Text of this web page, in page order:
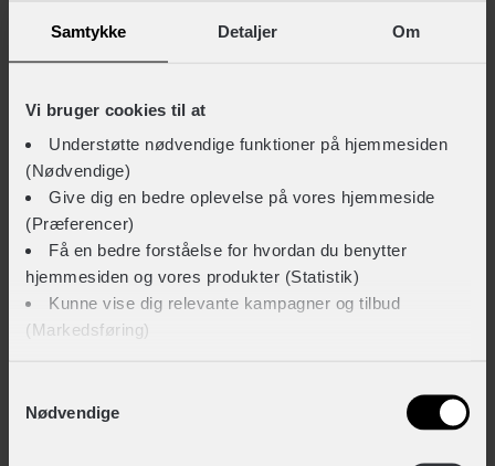
Samtykke Detaljer Om
Vi bruger cookies til at
Understøtte nødvendige funktioner på hjemmesiden
(Nødvendige)
Give dig en bedre oplevelse på vores hjemmeside
(Præferencer)
Få en bedre forståelse for hvordan du benytter
hjemmesiden og vores produkter (Statistik)
Kunne vise dig relevante kampagner og tilbud
(Markedsføring)
cookies til alle disse formål. Du kan også bruge
Nødvendige
INNERGY+ Drikkedunk 650 ml
TEKNISKE SPECIFIKATIONER
BASISINFORMATION
EAN
7613368105985
Hovedprodukt ID
Sikkerheds- og producentinfo